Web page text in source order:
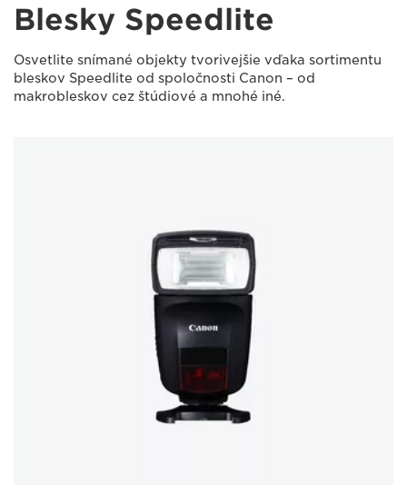
Blesky Speedlite
Osvetlite snímané objekty tvorivejšie vďaka sortimentu
bleskov Speedlite od spoločnosti Canon – od
makrobleskov cez štúdiové a mnohé iné.